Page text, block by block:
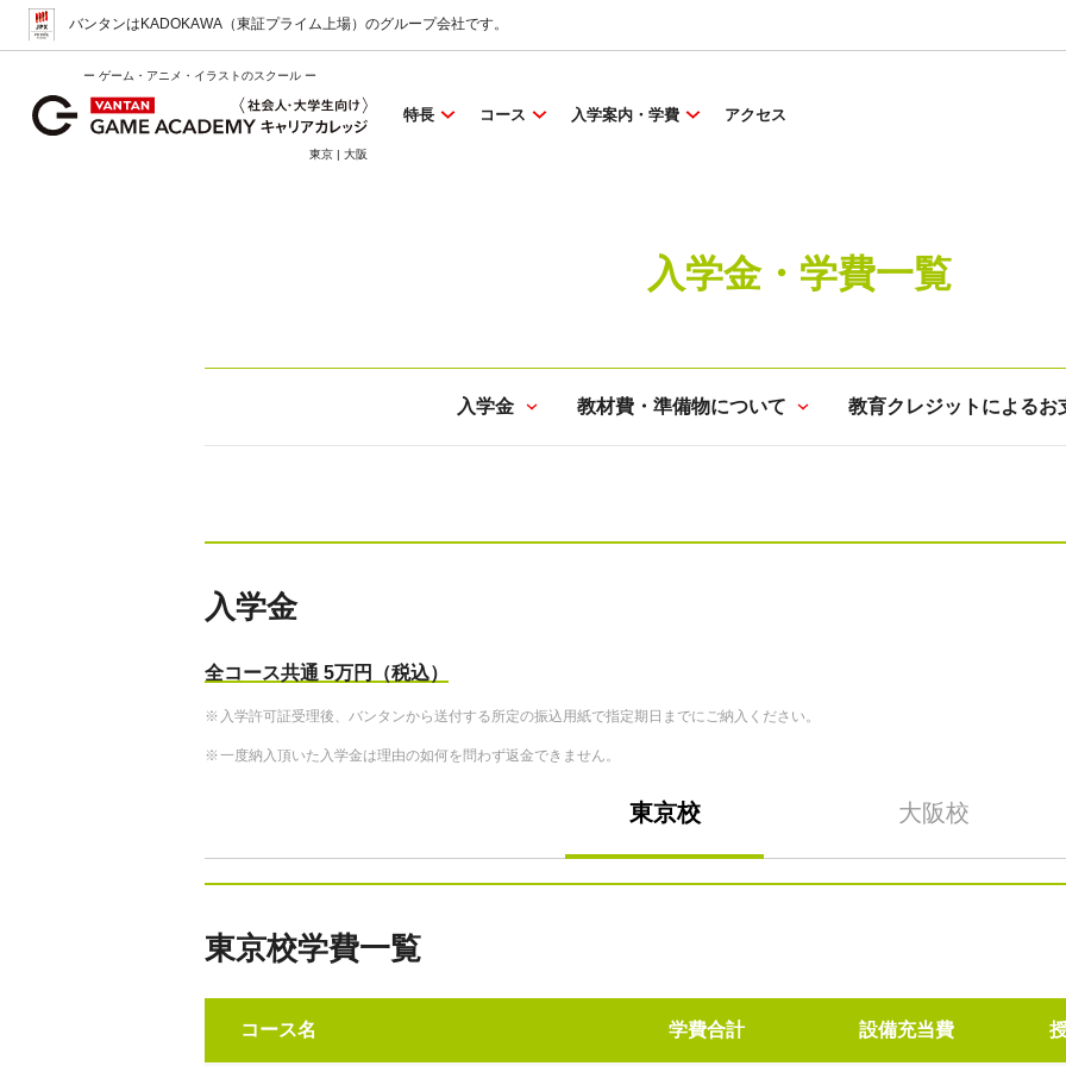
バンタンはKADOKAWA（東証プライム上場） のグループ会社です。
ー ゲーム・アニメ・イラストのスクール ー
東京 | 大阪
特長 コース 入学案内・学費 アクセス
入学金・学費一覧
入学金 教材費・準備物について 教育クレジットによるお
入学金
全コース共通 5万円（税込）
入学許可証受理後、バンタンから送付する所定の振込用紙で指定期日までにご納入ください。
一度納入頂いた入学金は理由の如何を問わず返金できません。
東京校 大阪校
東京校学費一覧
コース名 学費合計 設備充当費